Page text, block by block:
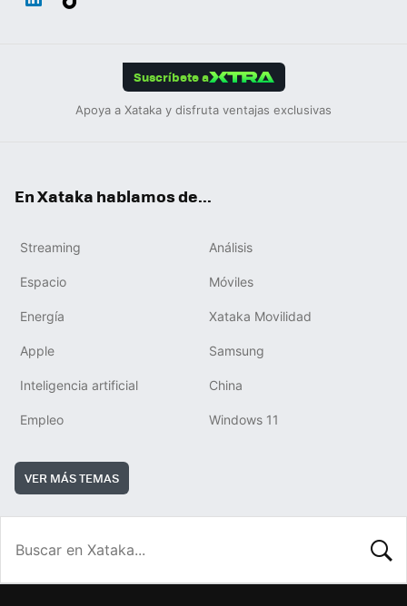
Suscríbete a
Apoya a Xataka y disfruta ventajas exclusivas
En Xataka hablamos de...
Streaming Análisis
Espacio Móviles
Energía Xataka Movilidad
Apple Samsung
Inteligencia artificial China
Empleo Windows 11
VER MÁS TEMAS